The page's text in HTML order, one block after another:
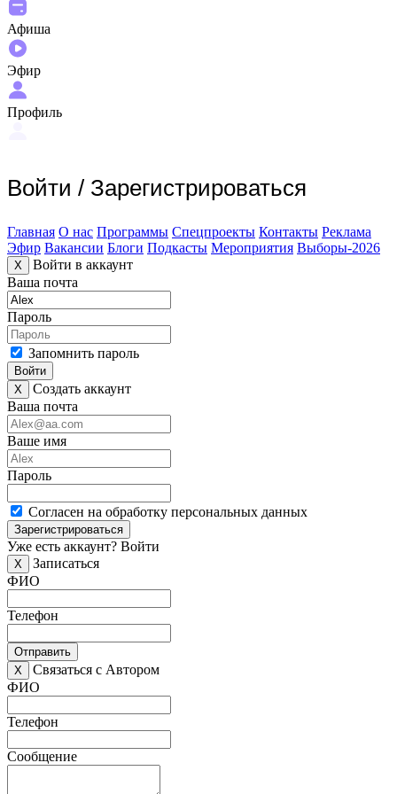
Афиша
Эфир
Профиль
Войти / Зарегистрироваться
Главная О нас Программы Спецпроекты Контакты Реклама
Эфир Вакансии Блоги Подкасты Мероприятия Выборы-2026
X
Войти в аккаунт
Ваша почта
Пароль
Запомнить пароль
Войти
X
Создать аккаунт
Ваша почта
Ваше имя
Пароль
Согласен на обработку персональных данных
Зарегистрироваться
Уже есть аккаунт? Войти
X
Записаться
ФИО
Телефон
Отправить
X
Связаться с Автором
ФИО
Телефон
Сообщение